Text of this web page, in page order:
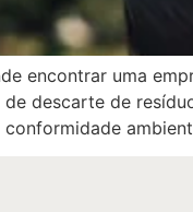
encontrar uma
de descarte de
conformidade